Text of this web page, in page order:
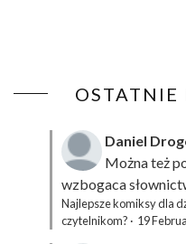
OSTATNIE
Daniel
Można też
wzbogaca
Najlepsze komiksy dla
czytelnikom? · 19